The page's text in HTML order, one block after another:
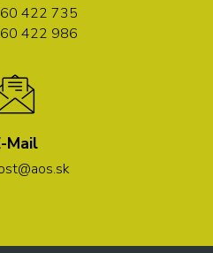
422 735
422 986
Mail